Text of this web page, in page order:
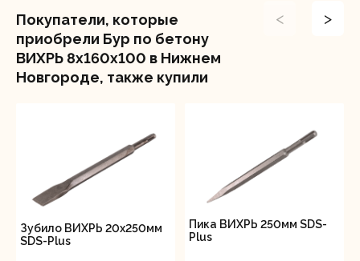
Покупатели, которые
приобрели Бур по бетону
ВИХРЬ 8x160x100 в Нижнем
Новгороде, также купили
< >
Зубило ВИХРЬ 20x250мм
SDS-Plus
Пика ВИХРЬ 250мм SDS-
Plus